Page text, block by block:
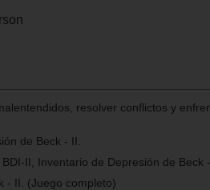
resolver conflictos y
de Beck - II.
II, Inventario de Depresión de Beck -
- II. (Juego completo)